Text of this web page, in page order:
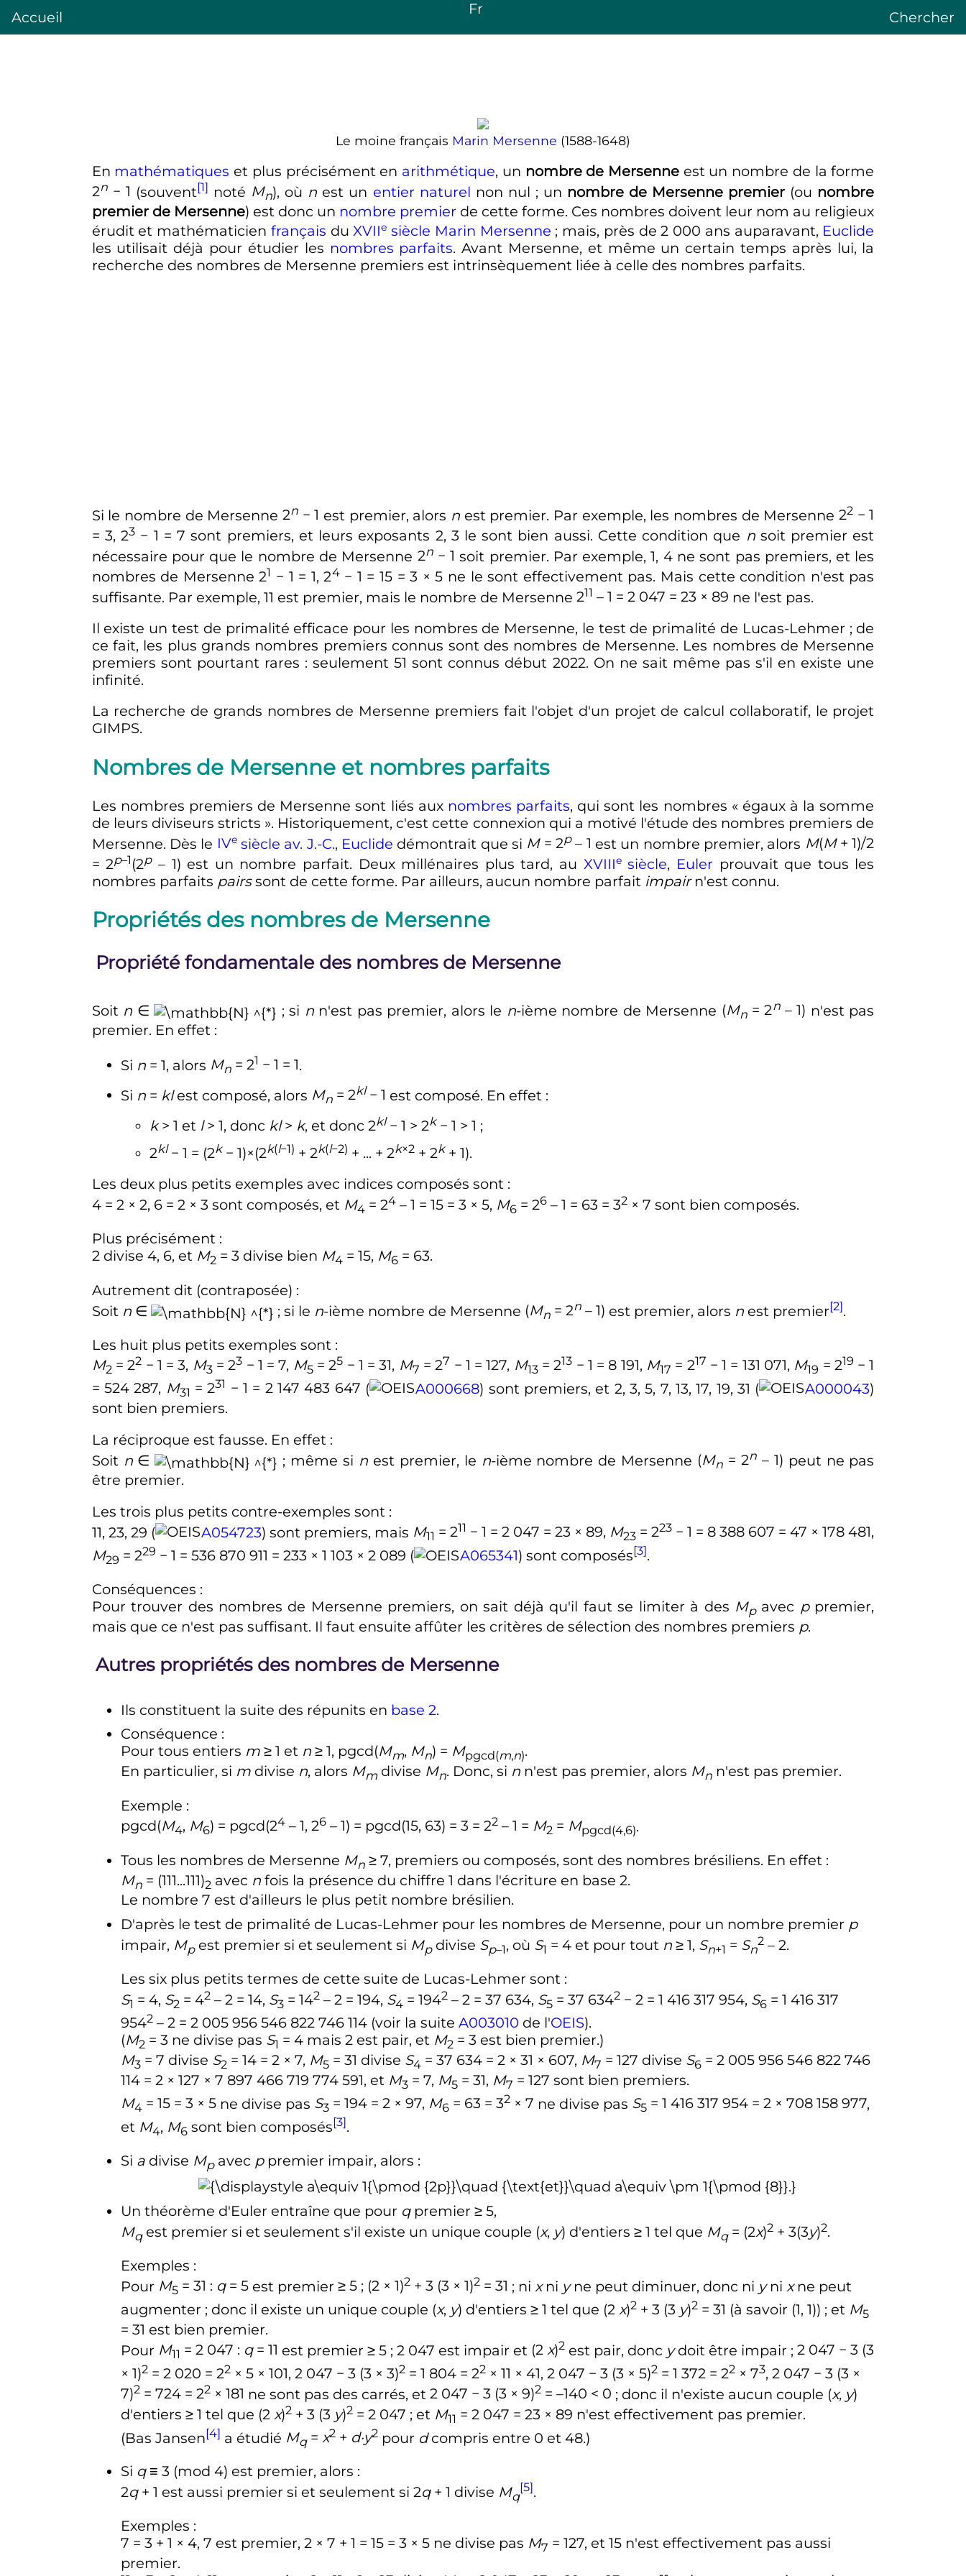
Accueil Fr Chercher
Le moine français Marin Mersenne (1588-1648)
En mathématiques et plus précisément en arithmétique, un nombre de Mersenneest un nombre de la forme
2n− 1 (souvent[1] noté Mn), où n est un entier naturel non nul ; un nombre de Mersenne premier (ou nombre
premier de Mersenne) est donc un nombre premier de cette forme. Ces nombres doivent leur nom au religieux
érudit et mathématicien français du XVIIe siècle Marin Mersenne ; mais, près de2 000 ans auparavant, Euclide
les utilisait déjà pour étudier les nombres parfaits. Avant Mersenne, et même un certain temps après lui, la
recherche des nombres de Mersenne premiers est intrinsèquement liée à celle des nombres parfaits.
Si le nombre de Mersenne 2n − 1 est premier, alors n est premier. Par exemple, les nombres de Mersenne22 − 1
= 3, 23 − 1 = 7 sont premiers, et leurs exposants 2, 3 le sont bien aussi. Cette condition que nsoit premier est
nécessaire pour que le nombre de Mersenne 2n− 1 soit premier. Par exemple,1, 4ne sont pas premiers, et les
nombres de Mersenne21 − 1 = 1, 24− 1 = 15 = 3 × 5 ne le sont effectivement pas. Mais cette condition n'est pas
suffisante. Par exemple, 11 est premier, mais le nombre de Mersenne 211 – 1 = 2 047 = 23 × 89 ne l'est pas.
Il existe un test de primalité efficace pour les nombres de Mersenne, le test de primalité de Lucas-Lehmer ; de
ce fait, les plus grands nombres premiers connus sont des nombres de Mersenne. Les nombres de Mersenne
premiers sont pourtant rares : seulement51 sont connus début 2022. On ne sait même pas s'il en existe une
infinité.
La recherche de grands nombres de Mersenne premiers fait l'objet d'un projet de calcul collaboratif, le projet
GIMPS.
Nombres de Mersenne et nombres parfaits
Les nombres premiers de Mersenne sont liés aux nombres parfaits, qui sont les nombres « égaux à la somme
de leurs diviseurs stricts ». Historiquement, c'est cette connexion qui a motivé l'étude des nombres premiers de
Mersenne. Dès le IVesiècle av. J.-C., Euclide démontrait que si M= 2p– 1 est un nombre premier, alors M(M+ 1)/2
= 2p–1 (2p– 1) est un nombre parfait. Deux millénaires plus tard, au XVIIIesiècle, Euler prouvait que tous les
nombres parfaits pairssont de cette forme. Par ailleurs, aucun nombre parfait impairn'est connu.
Propriétés des nombres de Mersenne
Propriété fondamentale des nombres de Mersenne
Soit n ∈ ; si nn'est pas premier, alors le n-ième nombre de Mersenne (Mn= 2n– 1) n'est pas
premier. En effet :
Si n= 1, alors Mn= 21 − 1 = 1.
Si n= klest composé, alors Mn= 2kl− 1 est composé. En effet :
k> 1 et l> 1, donc kl> k, et donc 2kl− 1 > 2k− 1 > 1 ;
2kl− 1 = (2k− 1)×(2k(l−1) + 2k(l−2) + ... + 2k×2+ 2k+ 1).
Les deux plus petits exemples avec indices composés sont :
4 = 2 × 2, 6 = 2 × 3 sont composés, et M4 = 24– 1 = 15 = 3 × 5, M6 = 26– 1 = 63 = 32× 7 sont bien composés.
Plus précisément :
2divise 4, 6, et M2 = 3 divise bien M4 = 15, M6 = 63.
Autrement dit (contraposée) :
Soit n∈ ; si le n-ième nombre de Mersenne (Mn= 2n– 1) est premier, alors nest premier[2].
Les huit plus petits exemples sont :
M2 = 22 − 1 = 3, M3 = 23 − 1 = 7, M5 = 25 − 1 = 31, M7 = 27 − 1 = 127, M13 = 213 − 1 = 8 191, M17 = 217 − 1 = 131 071, M19 = 219 − 1
= 524 287, M31 = 231 − 1 = 2 147 483 647 ( A000668) sont premiers, et 2, 3, 5, 7, 13, 17, 19, 31 ( A000043)
sont bien premiers.
La réciproque est fausse. En effet :
Soit n∈ ; même si nest premier, le n-ième nombre de Mersenne (Mn = 2n– 1) peut ne pas
être premier.
Les trois plus petits contre-exemples sont :
11, 23, 29 ( A054723) sont premiers, mais M11 = 211 − 1 = 2 047 = 23 × 89, M23 = 223 − 1 = 8 388 607 = 47 × 178 481,
M29 = 229 − 1 = 536 870 911 = 233 × 1 103 × 2 089 ( A065341) sont composés[3].
Conséquences :
Pour trouver des nombres de Mersenne premiers, on sait déjà qu'il faut se limiter à des Mpavec ppremier,
mais que ce n'est pas suffisant. Il faut ensuite affûter les critères de sélection des nombres premiers p.
Autres propriétés des nombres de Mersenne
Ils constituent la suite des répunits en base 2.
Conséquence :
Pour tous entiers m≥ 1 et n≥ 1, pgcd(Mm, Mn) = Mpgcd(m,n).
En particulier, si mdivise n, alors Mmdivise Mn. Donc, si nn'est pas premier, alors Mnn'est pas premier.
Exemple :
pgcd(M4, M6) = pgcd(24– 1, 26– 1) = pgcd(15, 63) = 3 = 22– 1 = M2 = Mpgcd(4,6).
Tous les nombres de Mersenne Mn≥ 7, premiers ou composés, sont des nombres brésiliens. En effet :
Mn= (111...111)2 avec nfois la présence du chiffre 1 dans l'écriture en base 2.
Le nombre 7 est d'ailleurs le plus petit nombre brésilien.
D'après le test de primalité de Lucas-Lehmer pour les nombres de Mersenne, pour un nombre premier p
impair, Mpest premier si et seulement si Mpdivise Sp–1, où S1 = 4et pour tout n≥ 1, Sn+1 = Sn
2– 2.
Les six plus petits termes de cette suite de Lucas-Lehmer sont :
S1 = 4, S2 = 42– 2 = 14, S3 = 142– 2 = 194, S4 = 1942– 2 = 37 634, S5 = 37 6342− 2 = 1 416 317 954, S6 = 1 416 317
9542– 2 = 2 005 956 546 822 746 114(voir la suite A003010 de l'OEIS).
(M2 = 3 ne divise pas S1 = 4mais 2est pair, et M2 = 3 est bien premier.)
M3 = 7 divise S2 = 14 = 2 × 7, M5 = 31 divise S4 = 37 634 = 2 × 31 × 607, M7 = 127 divise S6 = 2 005 956 546 822 746
114 = 2 × 127 × 7 897 466 719 774 591, et M3 = 7, M5 = 31, M7 = 127 sont bien premiers.
M4 = 15 = 3 × 5ne divise pas S3 = 194 = 2 × 97, M6 = 63 = 32× 7 ne divise pas S5 = 1 416 317 954 = 2 × 708 158 977,
et M4, M6 sont bien composés[3].
Si adivise Mpavec ppremier impair, alors :
Un théorème d'Euler entraîne que pour qpremier ≥ 5,
Mqest premier si et seulement s'il existe un unique couple (x, y) d'entiers ≥ 1 tel que Mq= (2x)2+ 3(3y)2.
Exemples :
Pour M5 = 31 : q= 5est premier ≥ 5 ; (2 × 1)2+ 3 (3 × 1)2= 31 ; ni xni yne peut diminuer, donc ni yni xne peut
augmenter ; donc il existe un unique couple (x, y) d'entiers ≥ 1 tel que (2 x)2+ 3 (3 y)2= 31 (à savoir (1, 1)) ; et M5
= 31 est bien premier.
Pour M11 = 2 047 : q= 11 est premier ≥ 5 ; 2 047 est impair et (2 x)2est pair, donc ydoit être impair ; 2 047 − 3 (3
× 1)2= 2 020 = 22× 5 × 101, 2 047 − 3 (3 × 3)2= 1 804 = 22× 11 × 41, 2 047 − 3 (3 × 5)2= 1 372 = 22× 73, 2 047 − 3 (3 ×
7)2= 724 = 22× 181 ne sont pas des carrés, et 2 047 − 3 (3 × 9)2= –140 < 0 ; donc il n'existe aucun couple (x, y)
d'entiers ≥ 1 tel que (2 x)2+ 3 (3 y)2= 2 047 ; et M11 = 2 047 = 23 × 89 n'est effectivement pas premier.
(Bas Jansen[4] a étudié Mq= x2+ d·y2pour dcompris entre 0 et 48.)
Si q≡ 3 (mod 4) est premier, alors :
2q+ 1 est aussi premier si et seulement si 2q+ 1 divise Mq
[5].
Exemples :
7 = 3 + 1 × 4, 7 est premier, 2 × 7 + 1 = 15 = 3 × 5ne divise pas M7 = 127, et 15n'est effectivement pas aussi
premier.